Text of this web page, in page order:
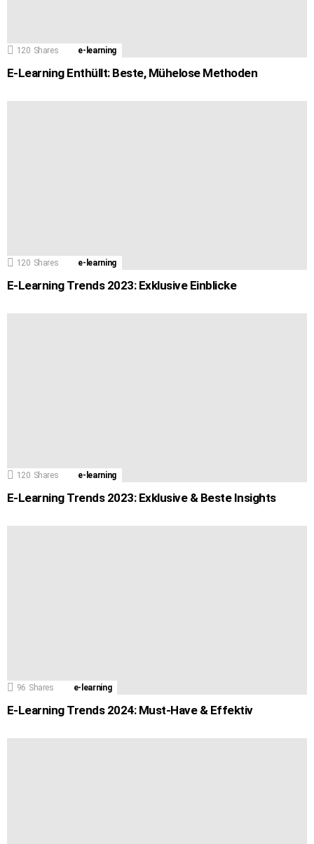
120 Shares e-learning
E-Learning Enthüllt: Beste, Mühelose Methoden
120 Shares e-learning
E-Learning Trends 2023: Exklusive Einblicke
120 Shares e-learning
E-Learning Trends 2023: Exklusive & Beste Insights
96 Shares e-learning
E-Learning Trends 2024: Must-Have & Effektiv